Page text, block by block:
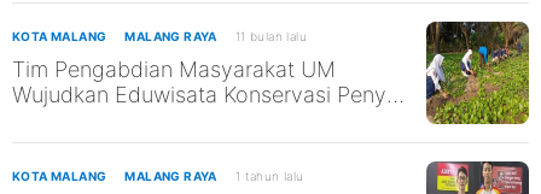
KOTA MALANG MALANG RAYA 11 bulan lalu
Tim Pengabdian Masyarakat UM
Wujudkan Eduwisata Konservasi Penyu
SDGs ke-13 dan ke-14
KOTA MALANG MALANG RAYA 1 tahun lalu